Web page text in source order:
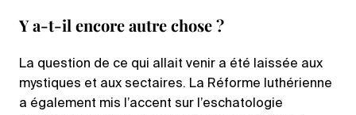
Y a-t-il encore autre chose ?
La question de ce qui allait venir a été laissée aux
mystiques et aux sectaires. La Réforme luthérienne
a également mis l’accent sur l’eschatologie